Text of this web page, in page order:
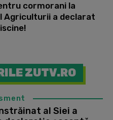
cormorani la
Agriculturii a declarat
ZUTV.RO
al Siei a